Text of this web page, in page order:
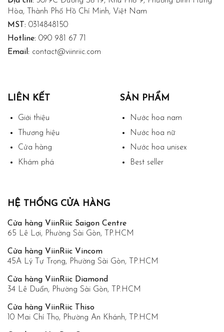
Hòa, Thành Phố Hồ Chí Minh, Việt Nam
MST: 0314848150
Hotline: 090 981 67 71
Email: contact@viinriic.com
LIÊN KẾT
Giới thiệu
Thương hiệu
Cửa hàng
Khám phá
SẢN PHẨM
Nước hoa nam
Nước hoa nữ
Nước hoa unisex
Best seller
HỆ THỐNG CỬA HÀNG
Cửa hàng ViinRiic Saigon Centre
65 Lê Lợi, Phường Sài Gòn, TP.HCM
Cửa hàng ViinRiic Vincom
45A Lý Tự Trọng, Phường Sài Gòn, TP.HCM
Cửa hàng ViinRiic Diamond
34 Lê Duẩn, Phường Sài Gòn, TP.HCM
Cửa hàng ViinRiic Thiso
10 Mai Chí Thọ, Phường An Khánh, TP.HCM